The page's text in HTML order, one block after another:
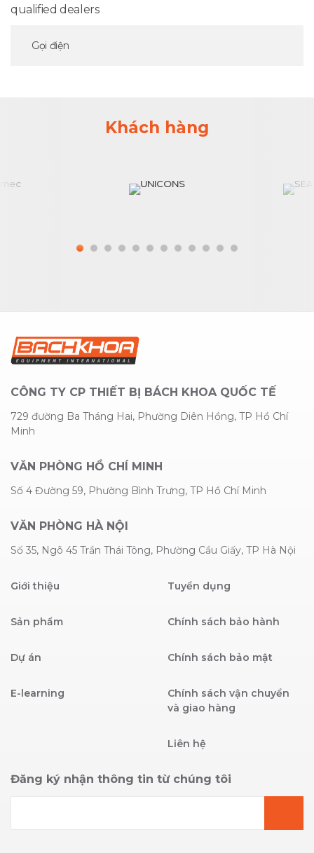
qualified dealers
Gọi điện
Khách hàng
CÔNG TY CP THIẾT BỊ BÁCH KHOA QUỐC TẾ
729 đường Ba Tháng Hai, Phường Diên Hồng, TP Hồ Chí
Minh
VĂN PHÒNG HỒ CHÍ MINH
Số 4 Đường 59, Phường Bình Trưng, TP Hồ Chí Minh
VĂN PHÒNG HÀ NỘI
Số 35, Ngõ 45 Trần Thái Tông, Phường Cầu Giấy, TP Hà Nội
Giới thiệu
Sản phẩm
Dự án
E-learning
Tuyển dụng
Chính sách bảo hành
Chính sách bảo mật
Chính sách vận chuyển
và giao hàng
Liên hệ
Đăng ký nhận thông tin từ chúng tôi